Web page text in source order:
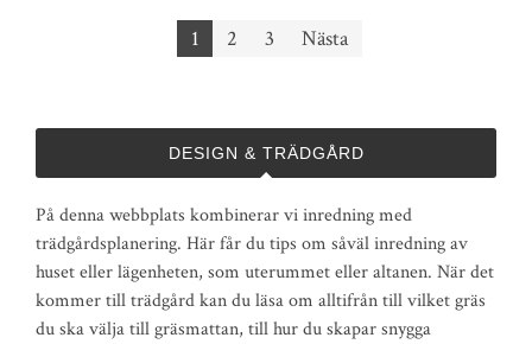
Sidnumrering
1 2 3 Nästa
DESIGN & TRÄDGÅRD
På denna webbplats kombinerar vi inredning med
trädgårdsplanering. Här får du tips om såväl inredning av
huset eller lägenheten, som uterummet eller altanen. När det
kommer till trädgård kan du läsa om alltifrån till vilket gräs
du ska välja till gräsmattan, till hur du skapar snygga